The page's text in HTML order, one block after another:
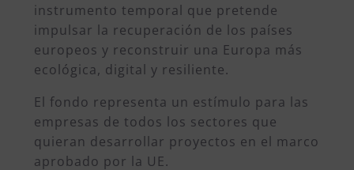
instrumento temporal que pretende
impulsar la recuperación de los países
europeos y reconstruir una Europa más
ecológica, digital y resiliente.
El fondo representa un estímulo para las
empresas de todos los sectores que
quieran desarrollar proyectos en el marco
aprobado por la UE.